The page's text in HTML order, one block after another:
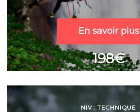
En savoir plus
198€
NIV : TECHNIQUE